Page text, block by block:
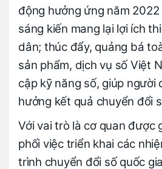
động hưởng ứng năm
sáng kiến mang lại lợi ích
dân; thúc đẩy, quảng bá
sản phẩm, dịch vụ số Việt
cập kỹ năng số, giúp người
hưởng kết quả chuyển đổi
Với vai trò là cơ quan được
phối việc triển khai các
trình chuyển đổi số quốc